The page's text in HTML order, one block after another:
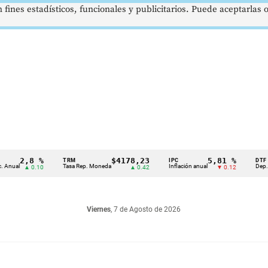
%
▲ 0.10
TRM
Tasa Rep. Moneda
$4178,23
▲ 0.42
IPC
Inflación anual
5,81 %
▼ 0.12
DTF
Dep.
Viernes, 7 de Agosto de 2026
estadísticos, funcionales y publicitarios. Puede aceptarlas